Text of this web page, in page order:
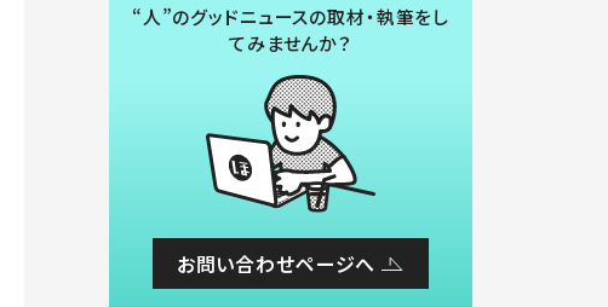
“人”のグッドニュースの取材・執筆をし
てみませんか？
お問い合わせページへ